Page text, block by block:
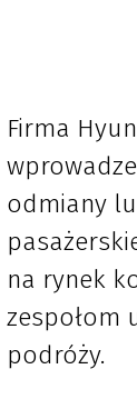
Firma
odmiany
na rynek
zespołom
podróży.